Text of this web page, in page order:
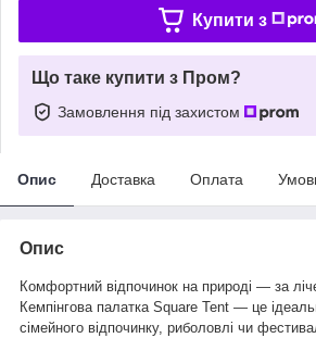
Купити з
Що таке купити з Пром?
Замовлення під захистом
Опис Доставка Оплата
Опис
Комфортний відпочинок на природі — за
Кемпінгова палатка Square Tent — це
сімейного відпочинку, риболовлі чи